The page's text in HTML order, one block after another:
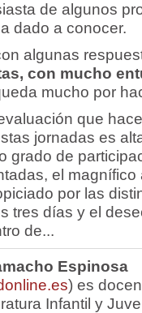
de algunos
dado a conocer.
algunas
con mucho
mucho por
que
jornadas es
grado de
el magnífico
por las
tres días y el
de...
Espinosa
) es
Infantil y